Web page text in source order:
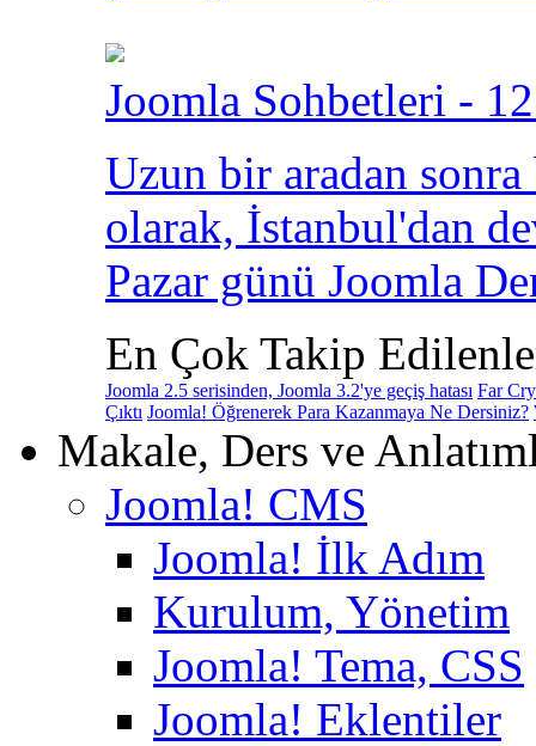
Joomla Sohbetleri -
Uzun bir aradan
olarak, İstanbul'dan
Pazar günü Joomla
En Çok Takip
Joomla 2.5 serisinden, Joomla 3.2'ye geçiş hatası Far
Çıktı Joomla! Öğrenerek Para Kazanmaya Ne Dersiniz?
Makale, Ders ve
Joomla! CMS
Joomla! İlk Adım
Kurulum, Yönetim
Joomla! Tema, CSS
Joomla! Eklentiler